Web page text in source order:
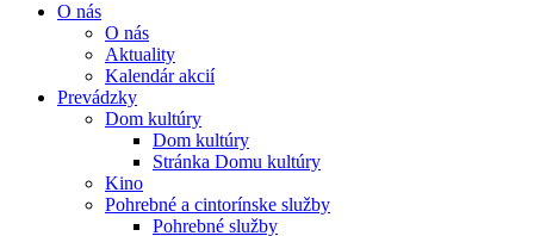
O nás
O nás
Aktuality
Kalendár akcií
Prevádzky
Dom kultúry
Dom kultúry
Stránka Domu kultúry
Kino
Pohrebné a cintorínske služby
Pohrebné služby